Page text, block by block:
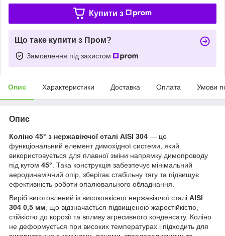
Купити з
Що таке купити з Пром?
Замовлення під захистом
Опис Характеристики Доставка Оплата Умови
Опис
Коліно 45° з нержавіючої сталі AISI 304 — це
функціональний елемент димохідної системи, який
використовується для плавної зміни напрямку димопроводу
під кутом 45° . Така конструкція забезпечує мінімальний
аеродинамічний опір, зберігає стабільну тягу та підвищує
ефективність роботи опалювального обладнання.
Виріб виготовлений із високоякісної нержавіючої сталі AISI
304 0,5 мм , що відзначається підвищеною жаростійкістю,
стійкістю до корозії та впливу агресивного конденсату. Коліно
не деформується при високих температурах і підходить для